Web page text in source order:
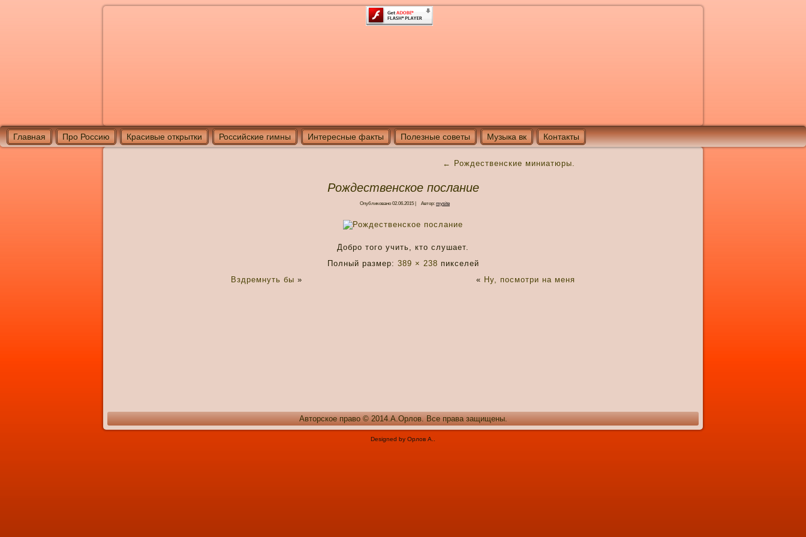
Главная Про Россию Красивые открытки Российские гимны Интересные факты Полезные советы Музыка вк Контакты
← Рождественские миниатюры.
Рождественское послание
Опубликовано 02.06.2015 Автор: mysite
Добро того учить, кто слушает.
Полный размер: 389 × 238 пикселей
Вздремнуть бы » « Ну, посмотри на меня
Авторское право © 2014.А.Орлов. Все права защищены.
Designed by Орлов А..